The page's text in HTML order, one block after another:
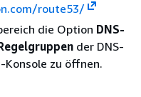
route53/
die Option DNS-
der DNS-
Konsole zu öffnen.